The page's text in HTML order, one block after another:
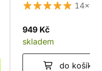
14×
949 Kč
skladem
do košíku